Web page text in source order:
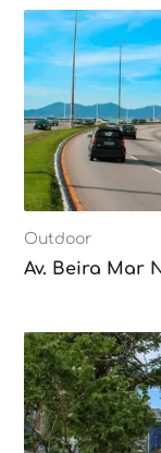
Outdoor
Av. Beira Mar